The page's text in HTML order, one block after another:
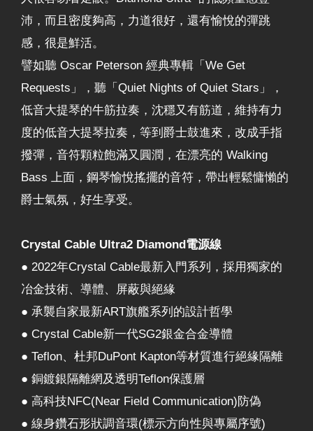
沛，而且密度夠高，力道很好，還有愉悅的彈跳
感，很是鮮活。
譬如聽 Oscar Peterson 經典專輯「We Get
Requests」，聽「Quiet Nights of Quiet Stars」，
低音大提琴的牛筋拉奏，沈穩又有筋道，維持有力
度的低音大提琴拉奏，等到爵士鼓進來，改成手指
撥彈，音符顆粒飽滿又圓潤，在漂亮的 Walking
Bass 上面，鋼琴愉悅搖擺的音符，帶出輕鬆慵懶的
爵士氣氛，好生享受。
Crystal Cable Ultra2 Diamond電源線
● 2022年Crystal Cable最新入門系列，採用獨家的
冶金技術、導體、屏蔽與絕緣
● 承襲自家最新ART旗艦系列的設計哲學
● Crystal Cable新一代SG2銀金合金導體
● Teflon、杜邦DuPont Kapton等材質進行絕緣隔離
● 銅鍍銀隔離網及透明Teflon保護層
● 高科技NFC(Near Field Communication)防偽
● 線身鑽石形狀調音環(標示方向性與專屬序號)